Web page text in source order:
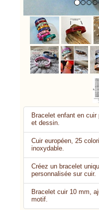
Bracelet enfant en
et dessin.
Cuir européen, 25
inoxydable.
Créez un bracelet
personnalisée sur cuir.
Bracelet cuir 10 mm,
motif.